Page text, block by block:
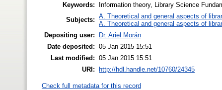
Keywords:
Information theory, Library Science
Subjects: A. Theoretical and general aspects of
A. Theoretical and general aspects of
Depositing user:
Dr. Ariel Morán
Date deposited: 05 Jan 2015 15:51
Last modified: 05 Jan 2015 15:51
URI:
http://hdl.handle.net/10760/24345
Check full metadata for this record